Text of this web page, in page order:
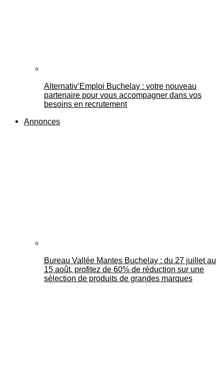
Alternativ’Emploi Buchelay : votre nouveau
partenaire pour vous accompagner dans vos
besoins en recrutement
Annonces
Bureau Vallée Mantes Buchelay : du 27 juillet au
15 août, profitez de 60% de réduction sur une
sélection de produits de grandes marques